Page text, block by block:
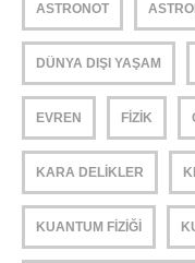
ASTRONOT
DÜNYA DIŞI YAŞAM
EVREN FIZIK
KARA DELIKLER
KUANTUM FIZIĞI